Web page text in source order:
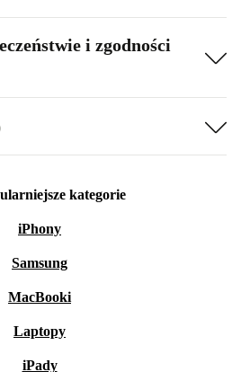
i zgodności
kategorie
iPhony
Samsung
MacBooki
Laptopy
iPady